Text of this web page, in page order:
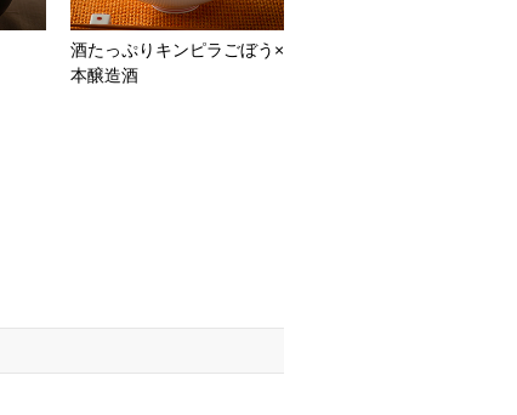
酒たっぷりキンピラごぼう×
本醸造酒